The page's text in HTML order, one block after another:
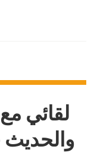
لقائي
والحديث